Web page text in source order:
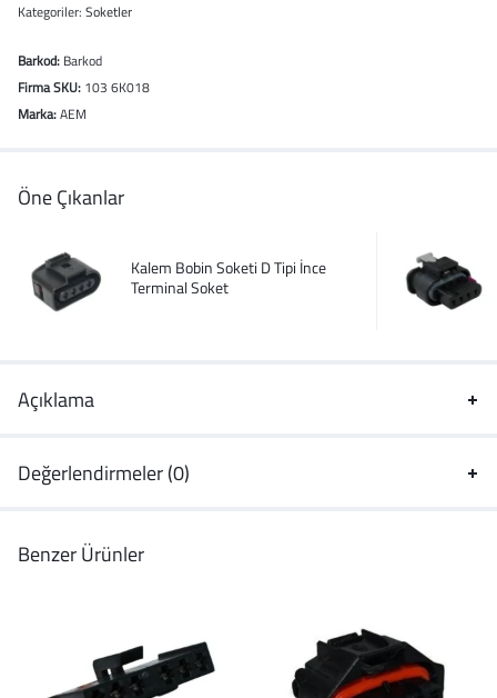
Kategoriler: Soketler
Barkod: Barkod
Firma SKU: 103 6K018
Marka:AEM
Öne Çıkanlar
Kalem Bobin Soketi D Tipi İnce
Terminal Soket
Açıklama
Değerlendirmeler (0)
Benzer Ürünler